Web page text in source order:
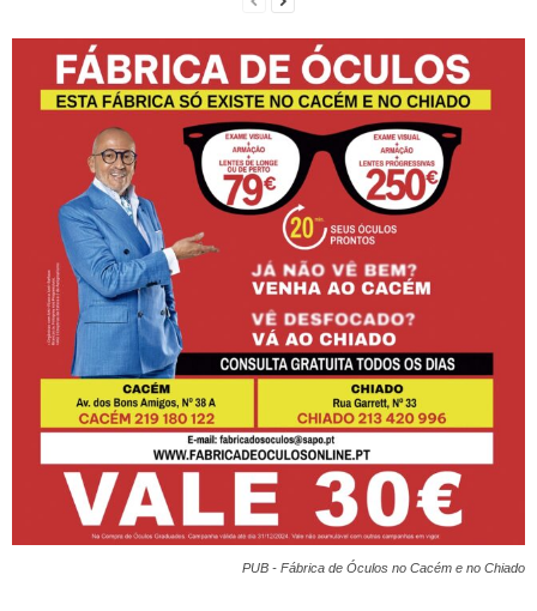
PUB - Fábrica de Óculos no Cacém e no Chiado